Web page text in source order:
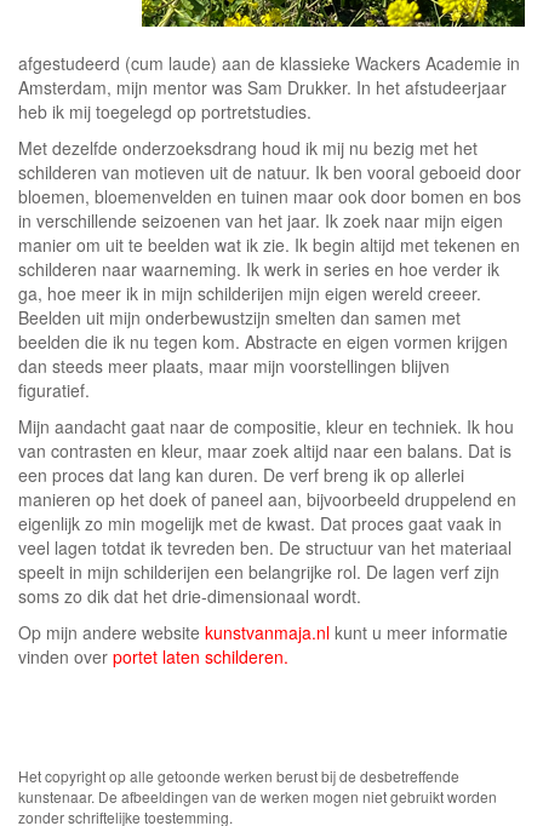
afgestudeerd (cum laude) aan de klassieke Wackers Academie in
Amsterdam, mijn mentor was Sam Drukker. In het afstudeerjaar
heb ik mij toegelegd op portretstudies.
Met dezelfde onderzoeksdrang houd ik mij nu bezig met het
schilderen van motieven uit de natuur. Ik ben vooral geboeid door
bloemen, bloemenvelden en tuinen maar ook door bomen en bos
in verschillende seizoenen van het jaar. Ik zoek naar mijn eigen
manier om uit te beelden wat ik zie. Ik begin altijd met tekenen en
schilderen naar waarneming. Ik werk in series en hoe verder ik
ga, hoe meer ik in mijn schilderijen mijn eigen wereld creeer.
Beelden uit mijn onderbewustzijn smelten dan samen met
beelden die ik nu tegen kom. Abstracte en eigen vormen krijgen
dan steeds meer plaats, maar mijn voorstellingen blijven
figuratief.
Mijn aandacht gaat naar de compositie, kleur en techniek. Ik hou
van contrasten en kleur, maar zoek altijd naar een balans. Dat is
een proces dat lang kan duren. De verf breng ik op allerlei
manieren op het doek of paneel aan, bijvoorbeeld druppelend en
eigenlijk zo min mogelijk met de kwast. Dat proces gaat vaak in
veel lagen totdat ik tevreden ben. De structuur van het materiaal
speelt in mijn schilderijen een belangrijke rol. De lagen verf zijn
soms zo dik dat het drie-dimensionaal wordt.
Op mijn andere website kunstvanmaja.nl kunt u meer informatie
vinden over portet laten schilderen.
Het copyright op alle getoonde werken berust bij de desbetreffende
kunstenaar. De afbeeldingen van de werken mogen niet gebruikt worden
zonder schriftelijke toestemming.